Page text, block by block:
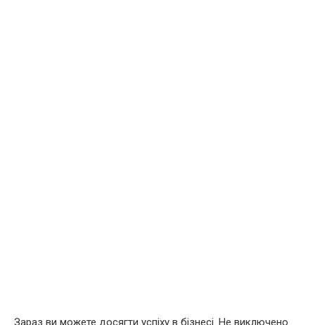
Зараз ви можете досягти успіху в бізнесі. Не виключено